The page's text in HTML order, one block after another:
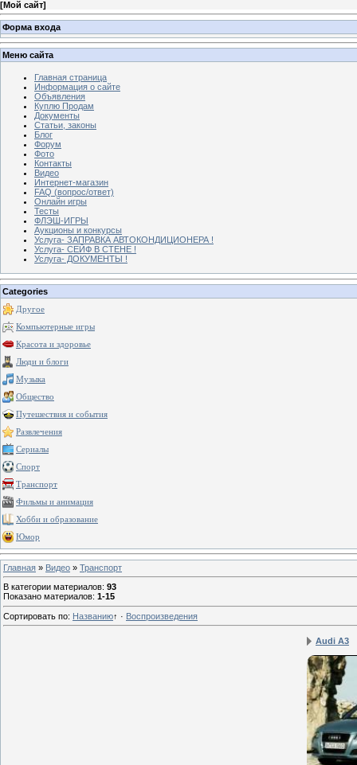
[Мой сайт]
Форма входа
Меню сайта
Главная страница
Информация о сайте
Объявления
Куплю Продам
Документы
Статьи, законы
Блог
Форум
Фото
Контакты
Видео
Интернет-магазин
FAQ (вопрос/ответ)
Онлайн игры
Тесты
ФЛЭШ-ИГРЫ
Аукционы и конкурсы
Услуга- ЗАПРАВКА АВТОКОНДИЦИОНЕРА !
Услуга- СЕЙФ В СТЕНЕ !
Услуга- ДОКУМЕНТЫ !
Categories
Другое
Компьютерные игры
Красота и здоровье
Люди и блоги
Музыка
Общество
Путешествия и события
Развлечения
Сериалы
Спорт
Транспорт
Фильмы и анимация
Хобби и образование
Юмор
Главная » Видео » Транспорт
В категории материалов: 93
Показано материалов: 1-15
Сортировать по: Названию↑ · Воспроизведения
Audi A3